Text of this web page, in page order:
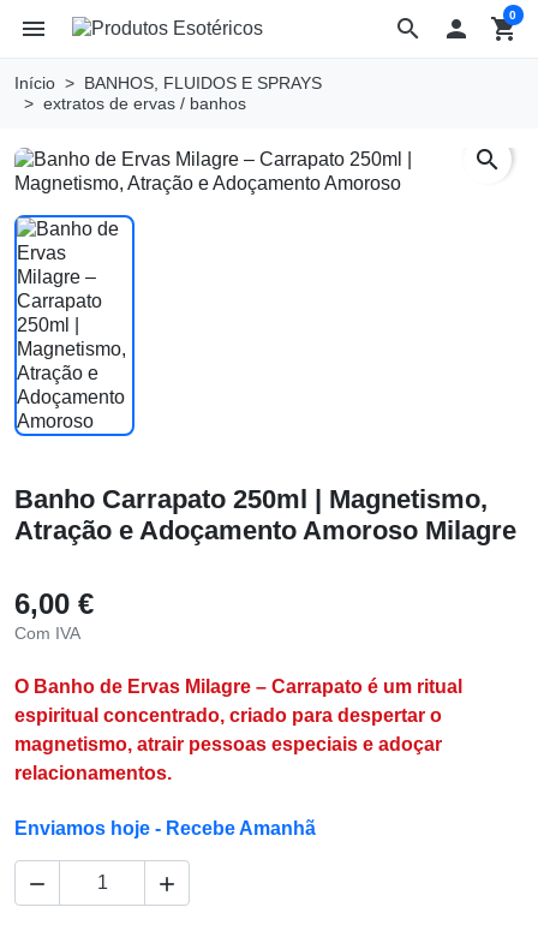
search
menu  shopping_cart
0
Início
BANHOS, FLUIDOS E SPRAYS
extratos de ervas / banhos
search
Banho Carrapato 250ml | Magnetismo,
Atração e Adoçamento Amoroso Milagre
6,00 €
Com IVA
O Banho de Ervas Milagre – Carrapato é um ritual
espiritual concentrado, criado para despertar o
magnetismo, atrair pessoas especiais e adoçar
relacionamentos.
Enviamos hoje - Recebe Amanhã
 